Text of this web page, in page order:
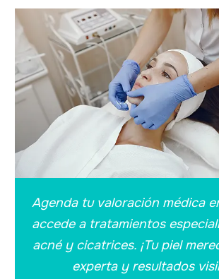
Agenda tu valoración médica
accede a tratamientos
acné y cicatrices. ¡Tu piel
experta y resultados